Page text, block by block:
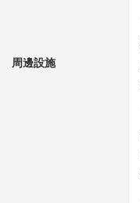
周邊設施